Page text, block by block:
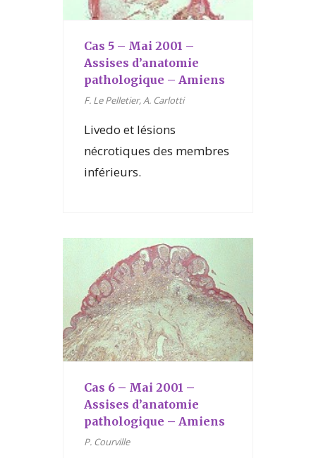
Cas 5 – Mai 2001 –
Assises d’anatomie
pathologique – Amiens
F. Le Pelletier, A. Carlotti
Livedo et lésions
nécrotiques des membres
inférieurs.
Cas 6 – Mai 2001 –
Assises d’anatomie
pathologique – Amiens
P. Courville